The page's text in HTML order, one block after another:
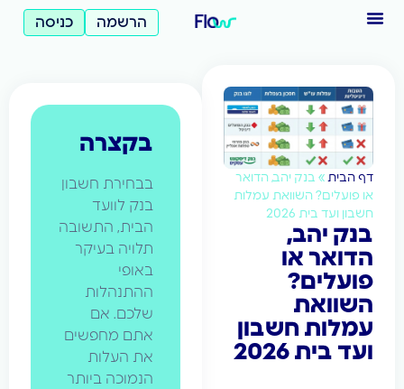
הרשמה כניסה
דף הבית » בנק יהב, הדואר
או פועלים? השוואת עמלות
חשבון ועד בית 2026
בנק יהב,
הדואר או
פועלים?
השוואת
עמלות חשבון
ועד בית 2026
בקצרה
בבחירת חשבון
בנק לוועד
הבית, התשובה
תלויה בעיקר
באופי
ההתנהלות
שלכם. אם
אתם מחפשים
את העלות
הנמוכה ביותר